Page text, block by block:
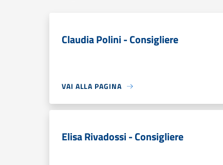
Claudia Polini - Consigliere
VAI ALLA PAGINA
Elisa Rivadossi - Consigliere